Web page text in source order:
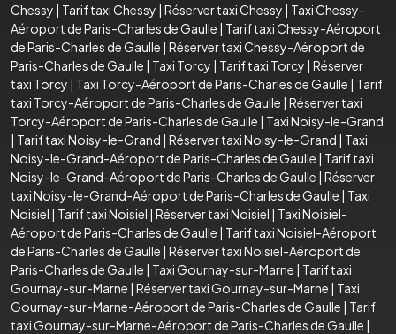
Chessy | Tarif taxi Chessy | Réserver taxi Chessy | Taxi Chessy-
Aéroport de Paris-Charles de Gaulle | Tarif taxi Chessy-Aéroport
de Paris-Charles de Gaulle | Réserver taxi Chessy-Aéroport de
Paris-Charles de Gaulle | Taxi Torcy | Tarif taxi Torcy | Réserver
taxi Torcy | Taxi Torcy-Aéroport de Paris-Charles de Gaulle | Tarif
taxi Torcy-Aéroport de Paris-Charles de Gaulle | Réserver taxi
Torcy-Aéroport de Paris-Charles de Gaulle | Taxi Noisy-le-Grand
| Tarif taxi Noisy-le-Grand | Réserver taxi Noisy-le-Grand | Taxi
Noisy-le-Grand-Aéroport de Paris-Charles de Gaulle | Tarif taxi
Noisy-le-Grand-Aéroport de Paris-Charles de Gaulle | Réserver
taxi Noisy-le-Grand-Aéroport de Paris-Charles de Gaulle | Taxi
Noisiel | Tarif taxi Noisiel | Réserver taxi Noisiel | Taxi Noisiel-
Aéroport de Paris-Charles de Gaulle | Tarif taxi Noisiel-Aéroport
de Paris-Charles de Gaulle | Réserver taxi Noisiel-Aéroport de
Paris-Charles de Gaulle | Taxi Gournay-sur-Marne | Tarif taxi
Gournay-sur-Marne | Réserver taxi Gournay-sur-Marne | Taxi
Gournay-sur-Marne-Aéroport de Paris-Charles de Gaulle | Tarif
taxi Gournay-sur-Marne-Aéroport de Paris-Charles de Gaulle |